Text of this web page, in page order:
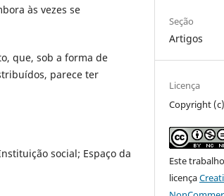
às vezes se
que, sob a forma de
parece ter
social; Espaço da
Seção
Artigos
Licença
Copyright
Este
licença